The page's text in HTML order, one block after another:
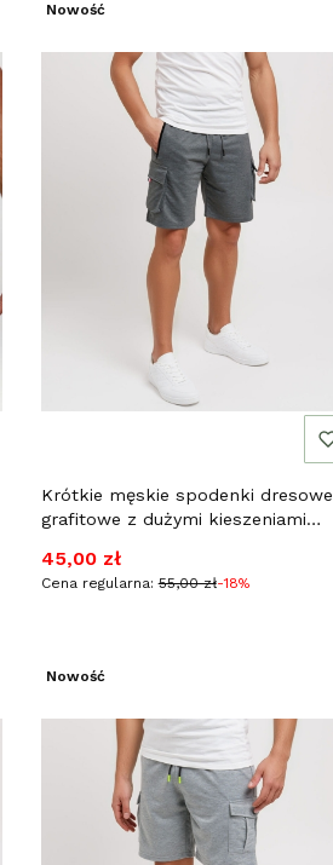
Nowość
Krótkie męskie spodenki dresowe
grafitowe z dużymi kieszeniami
Cena promocyjna
45,00 zł
Cena regularna: 55,00 zł-18%
Nowość